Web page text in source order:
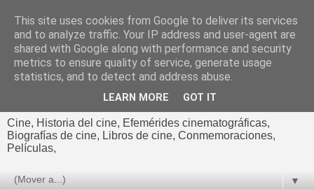
El cultural
cinematográfico de Jorge
Cine, Historia del cine, Efemérides cinematográficas,
Biografías de cine, Libros de cine, Conmemoraciones,
Películas,
▼
This site uses cookies from Google to deliver its services
and to analyze traffic. Your IP address and user-agent are
shared with Google along with performance and security
metrics to ensure quality of service, generate usage
statistics, and to detect and address abuse.
LEARN MORE GOT IT